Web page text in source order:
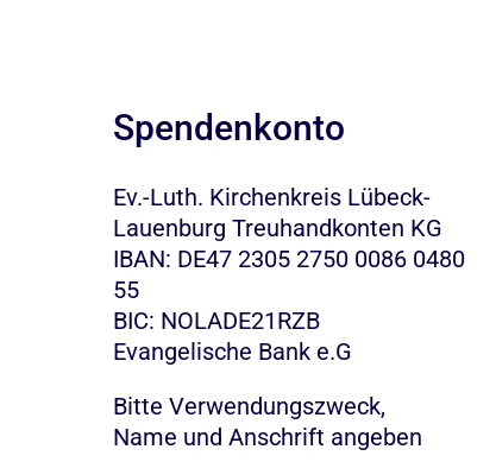
Spendenkonto
Ev.-Luth. Kirchenkreis Lübeck-
Lauenburg Treuhandkonten KG
IBAN: DE47 2305 2750 0086 0480
55
BIC: NOLADE21RZB
Evangelische Bank e.G
Bitte Verwendungszweck,
Name und Anschrift angeben